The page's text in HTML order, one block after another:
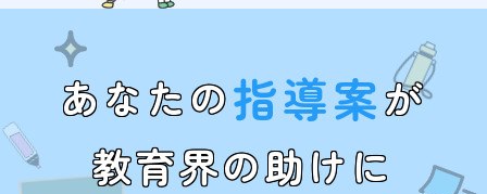
あなたの指導案が
教育界の助けに